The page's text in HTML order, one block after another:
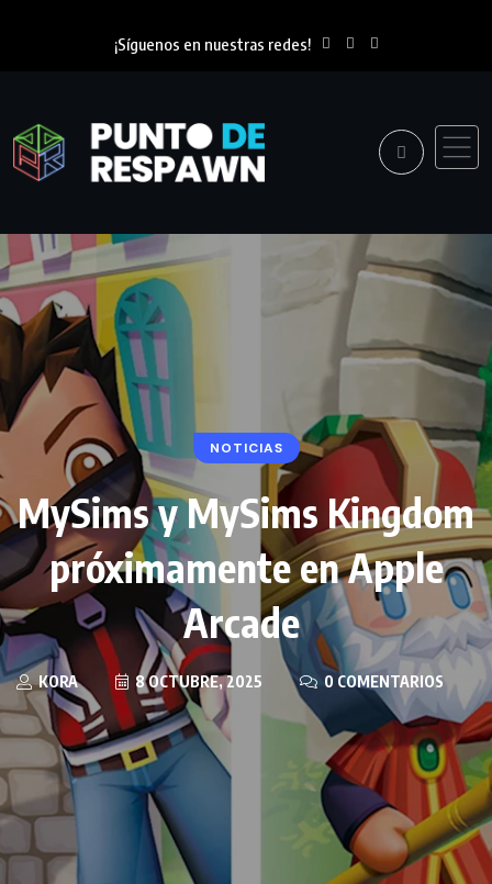
¡Síguenos en nuestras redes!
NOTICIAS
MySims y MySims Kingdom
próximamente en Apple
Arcade
KORA 8 OCTUBRE, 2025 0 COMENTARIOS